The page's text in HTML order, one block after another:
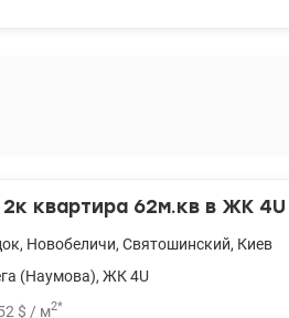
и сервисы на территории ЖК ✔
обеспечивает работу лифтов,
Квартира отлично
квартира 62м.кв в ЖК
, Новобеличи, Святошинский, Киев
(Наумова), ЖК 4U
$ / м2*